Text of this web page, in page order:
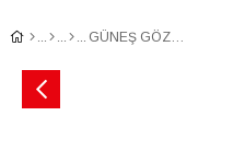
GÜNEŞ GÖZLÜĞÜ U.S. POLO ASSN. USS 0263 C1